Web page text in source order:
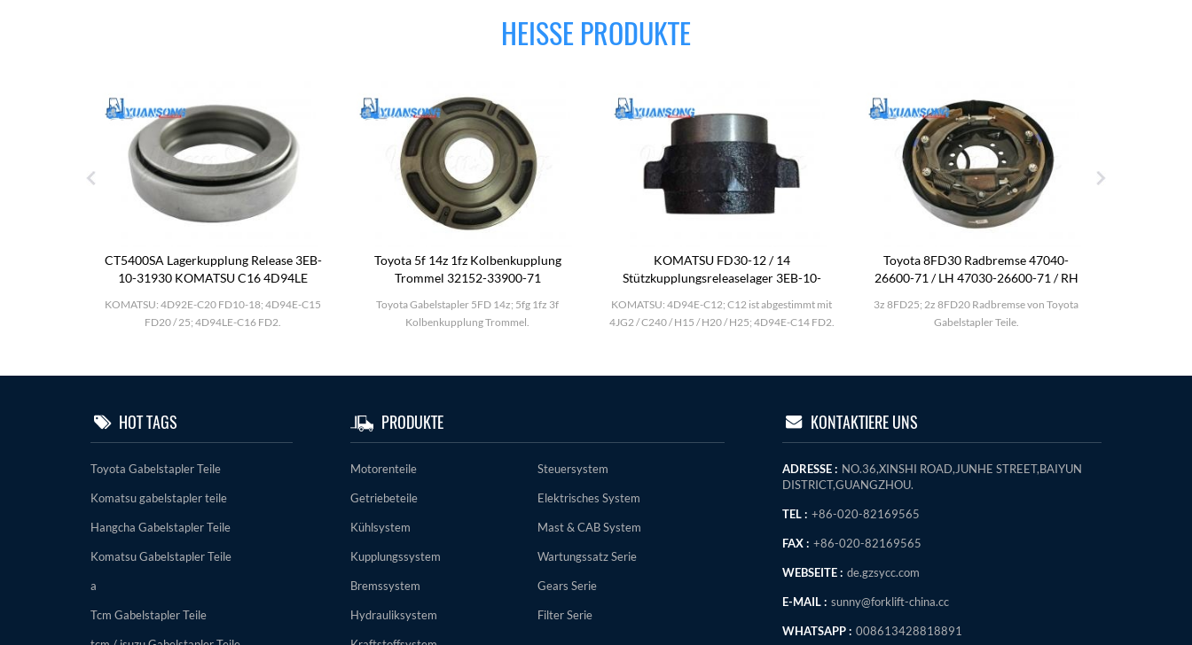
HEISSE PRODUKTE
CT5400SA Lagerkupplung Release 3EB-
10-31930 KOMATSU C16 4D94LE
KOMATSU: 4D92E-C20 FD10-18; 4D94E-C15
FD20 / 25; 4D94LE-C16 FD2.
Toyota 5f 14z 1fz Kolbenkupplung
Trommel 32152-33900-71
Toyota Gabelstapler 5FD 14z; 5fg 1fz 3f
Kolbenkupplung Trommel.
KOMATSU FD30-12 / 14
Stützkupplungsreleaselager 3EB-10-
KOMATSU: 4D94E-C12; C12 ist abgestimmt mit
4JG2 / C240 / H15 / H20 / H25; 4D94E-C14 FD2.
Toyota 8FD30 Radbremse 47040-
26600-71 / LH 47030-26600-71 / RH
3z 8FD25; 2z 8FD20 Radbremse von Toyota
Gabelstapler Teile.
HOT TAGS
Toyota Gabelstapler Teile
Komatsu gabelstapler teile
Hangcha Gabelstapler Teile
Komatsu Gabelstapler Teile
a
Tcm Gabelstapler Teile
PRODUKTE
Motorenteile
Getriebeteile
Kühlsystem
Kupplungssystem
Bremssystem
Hydrauliksystem
Steuersystem
Elektrisches System
Mast & CAB System
Wartungssatz Serie
Gears Serie
Filter Serie
KONTAKTIERE UNS
ADRESSE : NO.36,XINSHI ROAD,JUNHE STREET,BAIYUN
DISTRICT,GUANGZHOU.
TEL : +86-020-82169565
FAX : +86-020-82169565
WEBSEITE : de.gzsycc.com
E-MAIL : sunny@forklift-china.cc
WHATSAPP : 008613428818891